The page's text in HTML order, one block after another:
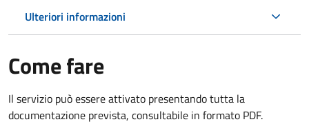
Ulteriori informazioni
Come fare
Il servizio può essere attivato presentando tutta la
documentazione prevista, consultabile in formato PDF.